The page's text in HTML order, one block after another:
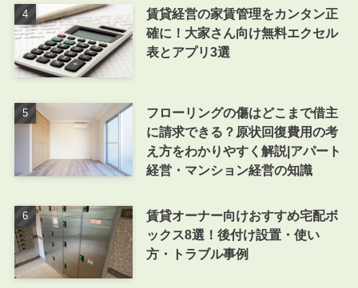
賃貸経営の家賃管理をカンタン正
確に！大家さん向け無料エクセル
表とアプリ3選
フローリングの傷はどこまで借主
に請求できる？原状回復費用の考
え方をわかりやすく解説|アパート
経営・マンション経営の知識
賃貸オーナー向けおすすめ宅配ボ
ックス8選！後付け設置・使い
方・トラブル事例